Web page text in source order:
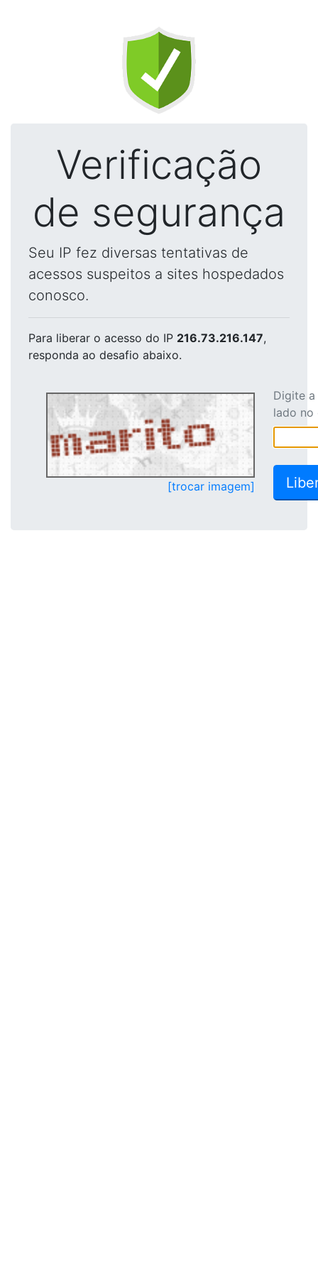
Verificação
de segurança
Seu IP fez diversas tentativas de
acessos suspeitos a sites hospedados
conosco.
Para liberar o acesso do IP 216.73.216.147,
responda ao desafio abaixo.
[trocar imagem]
Digite
lado no